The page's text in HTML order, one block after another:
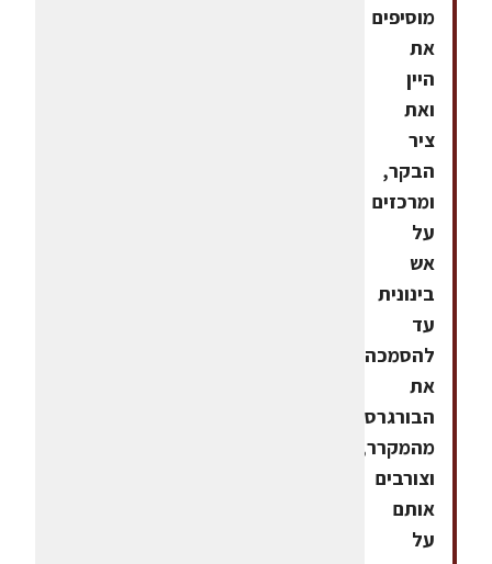
מוסיפים
את
היין
ואת
ציר
הבקר,
ומרכזים
על
אש
בינונית
עד
להסמכה.מוציאים
את
הבורגרס
מהמקרר,
וצורבים
אותם
על